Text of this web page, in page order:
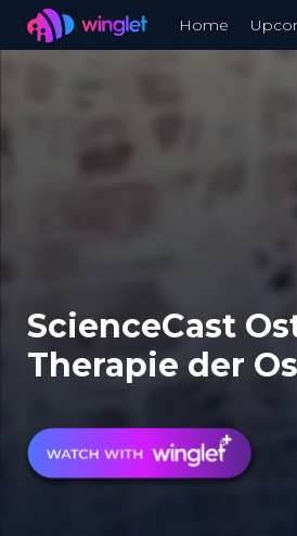
Winglet Home
ScienceCast
Therapie der